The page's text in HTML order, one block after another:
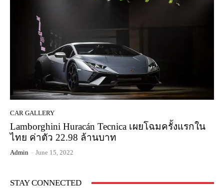
CAR GALLERY
Lamborghini Huracán Tecnica เผยโฉมครั้งแรกใน
ไทย ค่าตัว 22.98 ล้านบาท
Admin - June 15, 2022
STAY CONNECTED